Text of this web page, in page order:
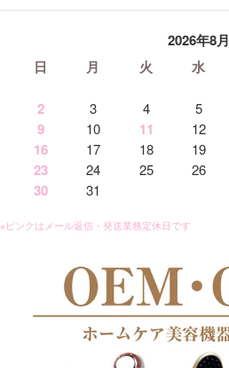
2026年8月
日
月 火 水
2
3 4 5
9
10 11 12
16
17 18 19
23
24 25 26
30
31